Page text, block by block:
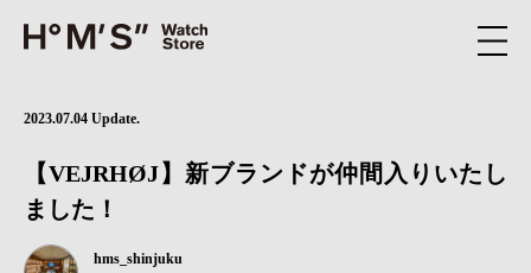
2023.07.04 Update.
【VEJRHØJ】新ブランドが仲間入りいたし
ました！
hms_shinjuku